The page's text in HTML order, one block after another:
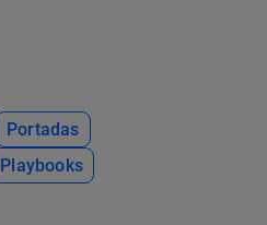
Portadas
Playbooks